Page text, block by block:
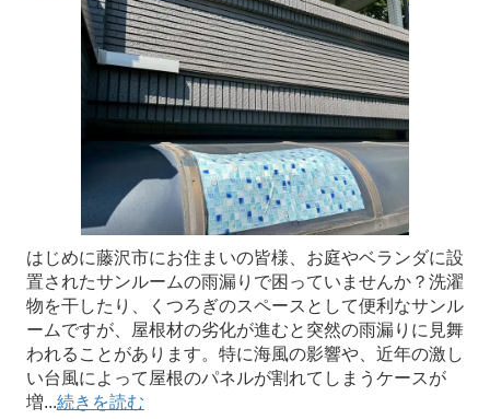
はじめに藤沢市にお住まいの皆様、お庭やベランダに設
置されたサンルームの雨漏りで困っていませんか？洗濯
物を干したり、くつろぎのスペースとして便利なサンル
ームですが、屋根材の劣化が進むと突然の雨漏りに見舞
われることがあります。特に海風の影響や、近年の激し
い台風によって屋根のパネルが割れてしまうケースが
増...続きを読む